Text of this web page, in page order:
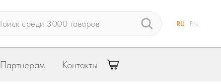
RU EN
Партнерам Контакты